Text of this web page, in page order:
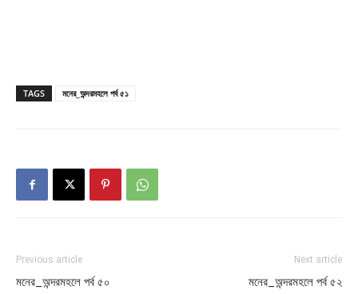
TAGS মনের_অন্দরমহলে পর্ব ৫১
Previous article
মনের_অন্দরমহলে পর্ব ৫০
Next article
মনের_অন্দরমহলে পর্ব ৫২